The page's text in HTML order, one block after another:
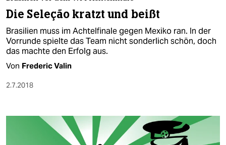
Die Seleção kratzt und beißt
Brasilien muss im Achtelfinale gegen Mexiko ran. In der
Vorrunde spielte das Team nicht sonderlich schön, doch
das machte den Erfolg aus.
Von Frederic Valin
2.7.2018